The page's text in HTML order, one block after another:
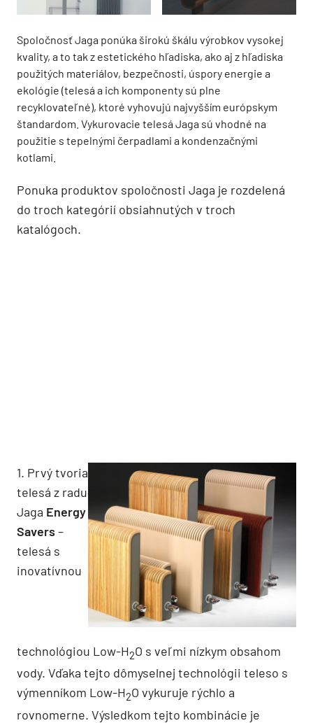
Spoločnosť Jaga ponúka širokú škálu výrobkov vysokej
kvality, a to tak z estetického hľadiska, ako aj z hľadiska
použitých materiálov, bezpečnosti, úspory energie a
ekológie (telesá a ich komponenty sú plne
recyklovateľné), ktoré vyhovujú najvyšším európskym
štandardom. Vykurovacie telesá Jaga sú vhodné na
použitie s tepelnými čerpadlami a kondenzačnými
kotlami.
Ponuka produktov spoločnosti Jaga je rozdelená
do troch kategórií obsiahnutých v troch
katalógoch.
1. Prvý tvoria
telesá z radu
Jaga Energy
Savers–
telesá s
inovatívnou
technológiou Low-H2O s veľmi nízkym obsahom
vody. Vďaka tejto dômyselnej technológii teleso s
výmenníkom Low-H2O vykuruje rýchlo a
rovnomerne. Výsledkom tejto kombinácie je